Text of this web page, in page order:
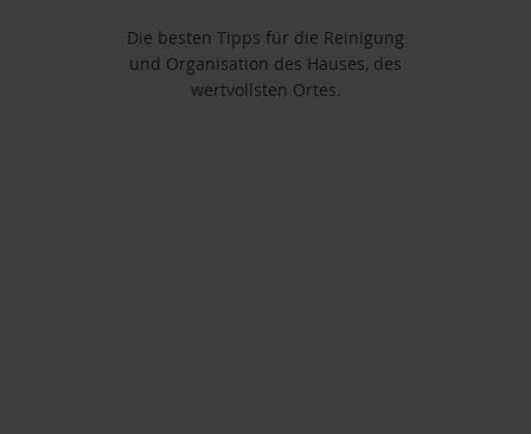
Die besten Tipps für die Reinigung
und Organisation des Hauses, des
wertvollsten Ortes.